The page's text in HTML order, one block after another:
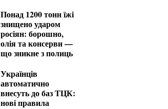
Понад 1200 тонн їжі
знищено ударом
росіян: борошно,
олія та консерви —
що зникне з полиць
Українців
автоматично
внесуть до баз ТЦК:
нові правила